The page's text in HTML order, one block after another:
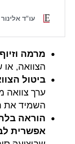
מרמה וזיוף
הצוואה, או
ביטול
ערך
השמיד את
הוראה
אפשרית